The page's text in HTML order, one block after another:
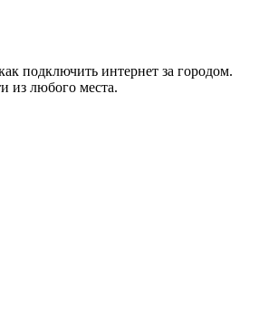
подключить интернет за городом.
из любого места.